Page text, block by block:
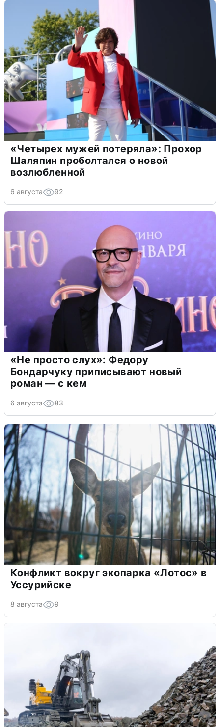
«Четырех мужей потеряла»: Прохор
Шаляпин проболтался о новой
возлюбленной
6 августа 92
«Не просто слух»: Федору
Бондарчуку приписывают новый
роман — с кем
6 августа 83
Конфликт вокруг экопарка «Лотос» в
Уссурийске
8 августа 9